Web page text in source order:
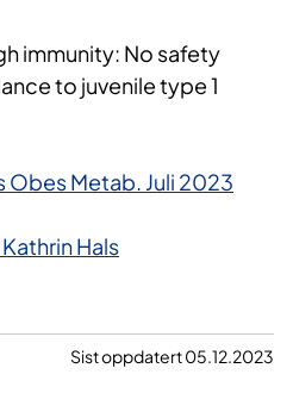
immunity: No safety
to juvenile type 1
Obes Metab. Juli 2023
Hals
Sist oppdatert 05.12.2023